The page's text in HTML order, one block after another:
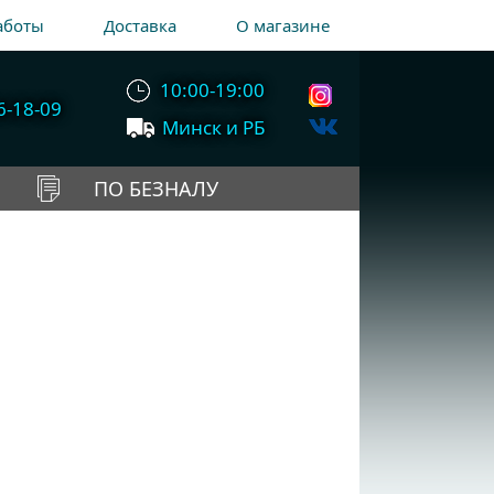
Доставка О магазине
18-09
10:00-19:00
Минск и РБ
ПО БЕЗНАЛУ